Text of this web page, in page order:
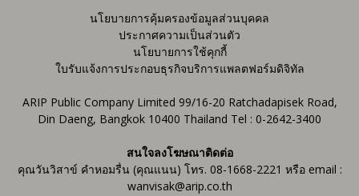
นโยบายการคุ้มครองข้อมูลส่วนบุคคล
ประกาศความเป็นส่วนตัว
นโยบายการใช้คุกกี้
ใบรับแจ้งการประกอบธุรกิจบริการแพลตฟอร์มดิจิทัล
ARIP Public Company Limited 99/16-20 Ratchadapisek Road,
Din Daeng, Bangkok 10400 Thailand Tel : 0-2642-3400
สนใจลงโฆษณาติดต่อ
คุณวันวิสาข์ คำหอมรื่น (คุณแนน) โทร. 08-1668-2221 หรือ email :
wanvisak@arip.co.th